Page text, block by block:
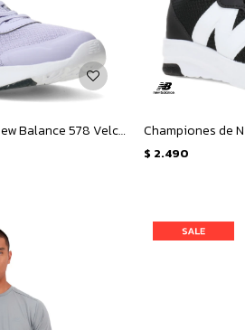
Championes de Niños New Balance 578 Velcro - Lila - Azul Marino
$ 2.490